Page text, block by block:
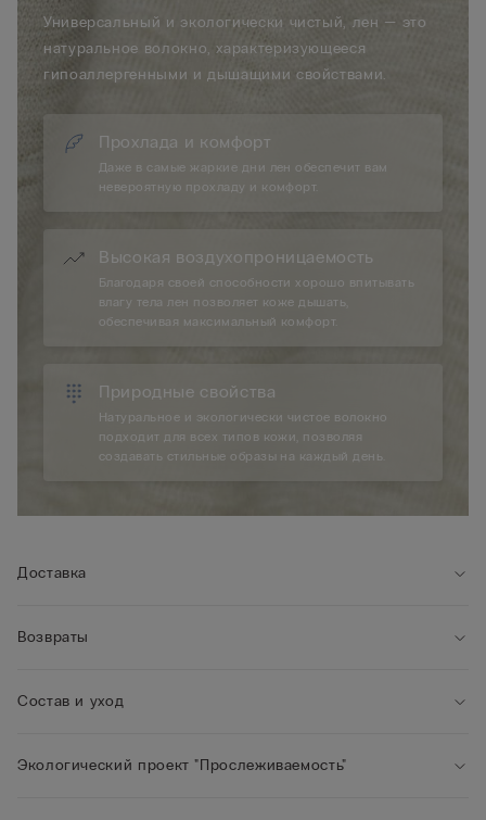
Универсальный и экологически чистый, лен — это
натуральное волокно, характеризующееся
гипоаллергенными и дышащими свойствами.
Прохлада и комфорт
Даже в самые жаркие дни лен обеспечит вам
невероятную прохладу и комфорт.
Высокая воздухопроницаемость
Благодаря своей способности хорошо впитывать
влагу тела лен позволяет коже дышать,
обеспечивая максимальный комфорт.
Природные свойства
Натуральное и экологически чистое волокно
подходит для всех типов кожи, позволяя
создавать стильные образы на каждый день.
Доставка
Возвраты
Состав и уход
Экологический проект "Прослеживаемость"